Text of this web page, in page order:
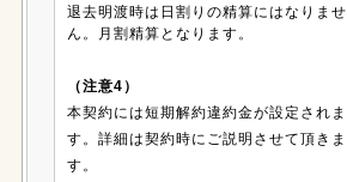
退去明渡時は日割りの精算にはなりませ
ん。月割精算となります。
（注意4）
本契約には短期解約違約金が設定されま
す。詳細は契約時にご説明させて頂きま
す。